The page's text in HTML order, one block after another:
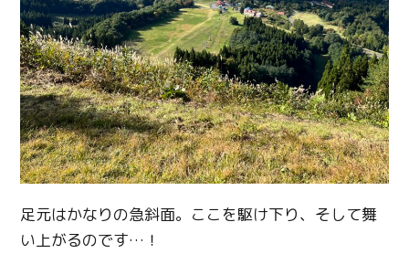
足元はかなりの急斜面。ここを駆け下り、そして舞
い上がるのです… ！